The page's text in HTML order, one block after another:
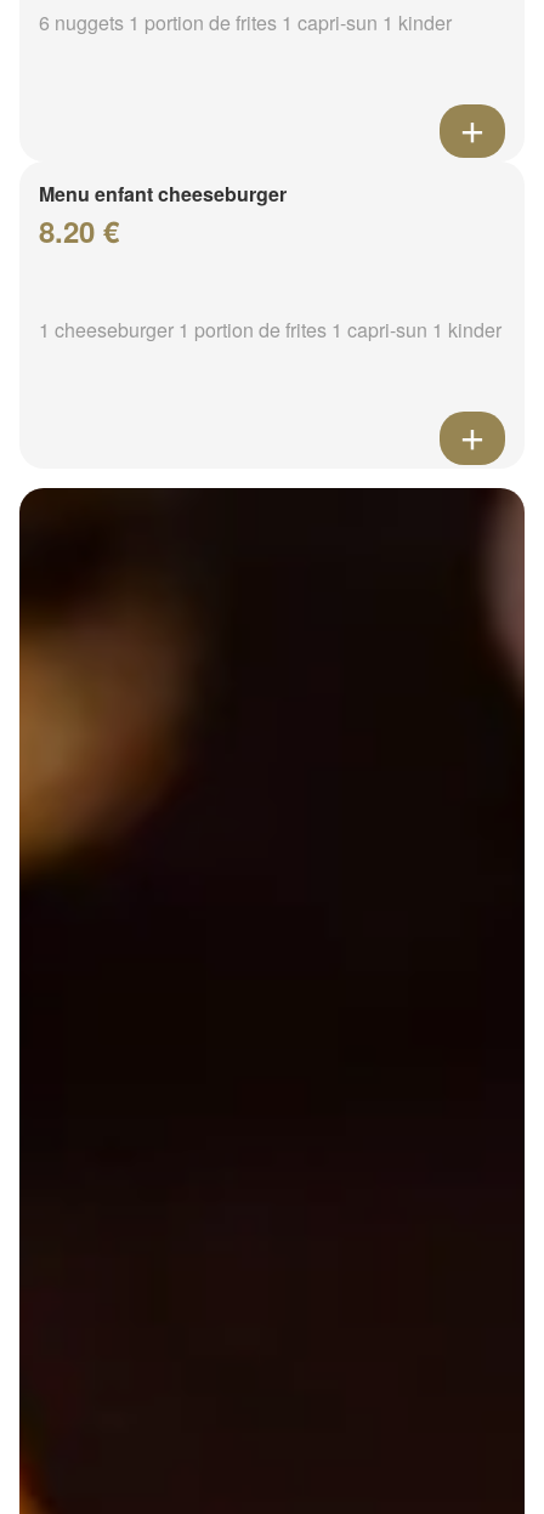
6 nuggets 1 portion de frites 1 capri-sun 1 kinder
Menu enfant cheeseburger
8.20 €
1 cheeseburger 1 portion de frites 1 capri-sun 1 kinder